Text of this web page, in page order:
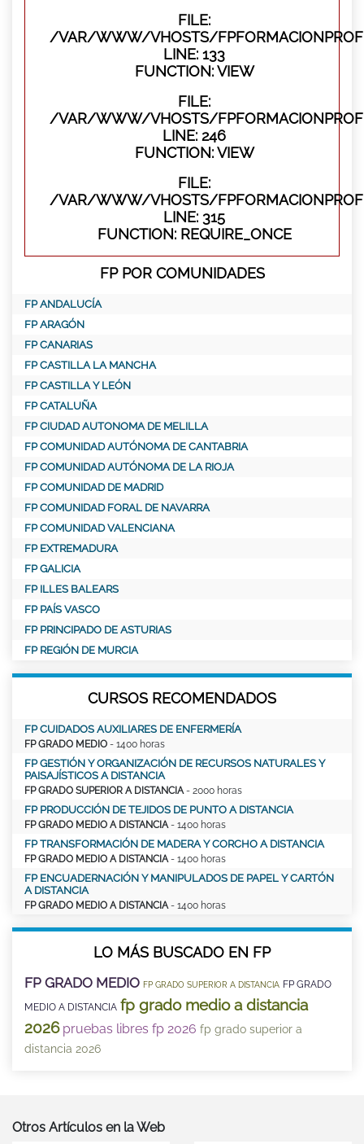
FILE:
/VAR/WWW/VHOSTS/
LINE: 133
FUNCTION: VIEW
FILE:
/VAR/WWW/VHOSTS/
LINE: 246
FUNCTION: VIEW
FILE:
/VAR/WWW/VHOSTS/
LINE: 315
FUNCTION: REQUIRE_ONCE
FP POR COMUNIDADES
FP ANDALUCÍA
FP ARAGÓN
FP CANARIAS
FP CASTILLA LA MANCHA
FP CASTILLA Y LEÓN
FP CATALUÑA
FP CIUDAD AUTONOMA DE MELILLA
FP COMUNIDAD AUTÓNOMA DE CANTABRIA
FP COMUNIDAD AUTÓNOMA DE LA RIOJA
FP COMUNIDAD DE MADRID
FP COMUNIDAD FORAL DE NAVARRA
FP COMUNIDAD VALENCIANA
FP EXTREMADURA
FP GALICIA
FP ILLES BALEARS
FP PAÍS VASCO
FP PRINCIPADO DE ASTURIAS
FP REGIÓN DE MURCIA
CURSOS RECOMENDADOS
FP CUIDADOS AUXILIARES DE ENFERMERÍA
FP GRADO MEDIO - 1400 horas
FP GESTIÓN Y ORGANIZACIÓN DE RECURSOS NATURALES Y
PAISAJÍSTICOS A DISTANCIA
FP GRADO SUPERIOR A DISTANCIA- 2000 horas
FP PRODUCCIÓN DE TEJIDOS DE PUNTO A DISTANCIA
FP GRADO MEDIO A DISTANCIA- 1400 horas
FP TRANSFORMACIÓN DE MADERA Y CORCHO A DISTANCIA
FP GRADO MEDIO A DISTANCIA- 1400 horas
FP ENCUADERNACIÓN Y MANIPULADOS DE PAPEL Y CARTÓN
A DISTANCIA
FP GRADO MEDIO A DISTANCIA- 1400 horas
LO MÁS BUSCADO EN FP
FP GRADO MEDIO FP GRADO SUPERIOR A DISTANCIA FP GRADO
MEDIO A DISTANCIA fp grado medio a distancia
2026 pruebas libres fp 2026 fp grado superior a
distancia 2026
Otros Artículos en la Web